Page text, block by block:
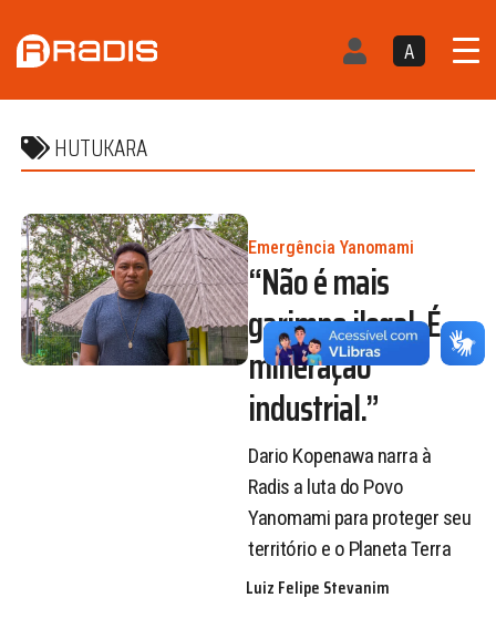
A
HUTUKARA
Emergência Yanomami
“Não é mais
garimpo ilegal. É
mineração
industrial.”
Dario Kopenawa narra à
Radis a luta do Povo
Yanomami para proteger seu
território e o Planeta Terra
Luiz Felipe Stevanim